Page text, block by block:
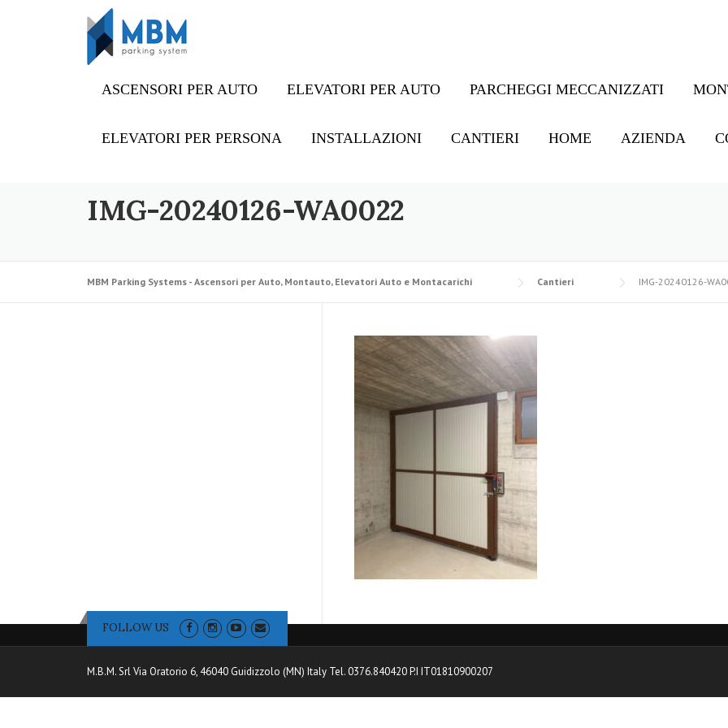
ASCENSORI PER AUTO ELEVATORI PER AUTO PARCHEGGI MECCANIZZATI
ELEVATORI PER PERSONA INSTALLAZIONI CANTIERI HOME AZIENDA
IMG-20240126-WA0022
MBM Parking Systems - Ascensori per Auto, Montauto, Elevatori Auto e Montacarichi Cantieri IMG-20240126-
FOLLOW US
M.B.M. Srl Via Oratorio 6, 46040 Guidizzolo (MN) Italy Tel. 0376.840420 P.I IT01810900207